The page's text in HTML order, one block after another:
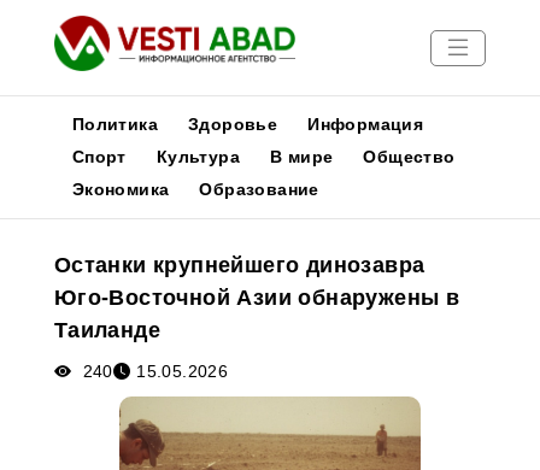
Новости
Медиа
Афиша
Политика Здоровье
Информация
Спорт
Культура В мире
Общество
Экономика
Образование
Останки крупнейшего динозавра
Юго-Восточной Азии обнаружены в
Таиланде
240 15.05.2026